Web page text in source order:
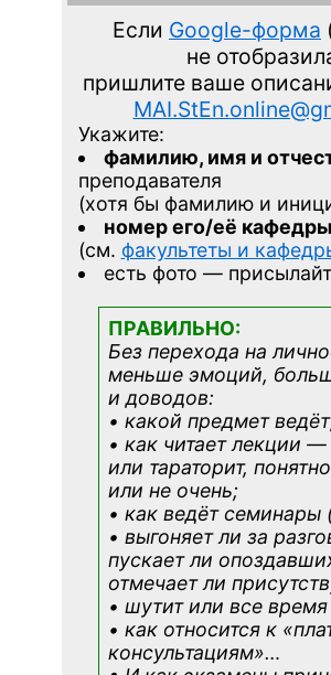
Если Google-форма
не
пришлите ваше
Укажите:
фамилию, имя и
преподавателя
(хотя бы фамилию и
номер его/её кафедры
(см. факультеты и
есть фото —
ПРАВИЛЬНО:
Без перехода на
меньше эмоций,
и доводов:
• какой предмет
• как читает лекции —
или тараторит, понятно
или не очень;
• как ведёт семинары
• выгоняет ли за
пускает ли
отмечает ли
• шутит или все
• как относится к
консультациям»…